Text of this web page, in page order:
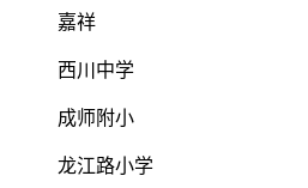
嘉祥
西川中学
成师附小
龙江路小学